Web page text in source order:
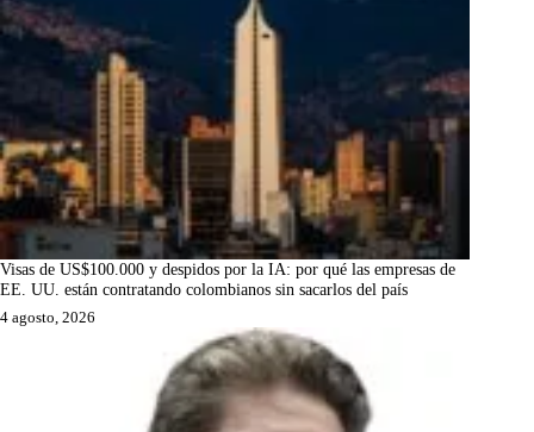
Visas de US$100.000 y despidos por la IA: por qué las empresas de
EE. UU. están contratando colombianos sin sacarlos del país
4 agosto, 2026